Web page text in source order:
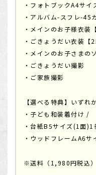
・フォトブックA4サ
・アルバム-スフレ-45
・メインのお子様衣装
・ごきょうだい衣装【2
・メインのお子さまの
・ごきょうだい撮影
・ご家族撮影
【選べる特典】いずれ
・子ども和装着付け /
・台紙B5サイズ(1面)1
・ウッドフレームA6
※送料（1,980円税込